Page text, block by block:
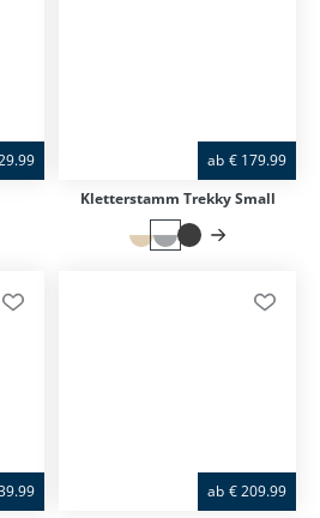
ab € 179.99
Kletterstamm Trekky Small
ab €209.99